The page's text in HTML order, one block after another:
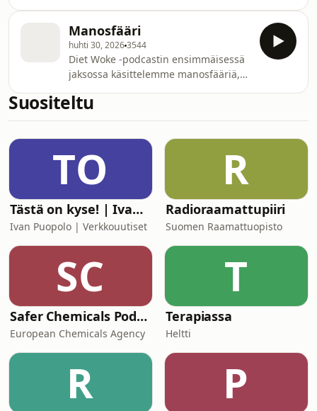
Manosfääri
huhti 30, 20263544
Diet Woke -podcastin ensimmäisessä
jaksossa käsittelemme manosfääriä,
dokumentti Inside the Manosphere
https://www.netflix.com/title/81920687
Suositeltu
TO
Tästä on kyse! | Ivan Puopolo | Verkkouutiset
Ivan Puopolo | Verkkouutiset
R
Radioraamattupiiri
Suomen Raamattuopisto
SC
Safer Chemicals Podcast
European Chemicals Agency
T
Terapiassa
Heltti
R P